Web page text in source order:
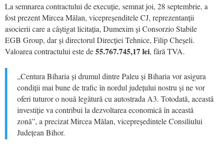
La semnarea contractului de execuție, semnat joi, 28 septembrie, a
fost prezent Mircea Mălan, vicepreșenditele CJ, reprezentanții
asocierii care a câștigat licitația, Dumexim și Consorzio Stabile
EGB Group, dar și directorul Direcției Tehnice, Filip Cheșeli.
Valoarea contractului este de55.767.745,17 lei, fără TVA.
„Centura Biharia și drumul dintre Paleu și Biharia vor asigura
condiții mai bune de trafic în nordul județului nostru și ne vor
oferi tuturor o nouă legătură cu autostrada A3. Totodată, această
investiție va contribui la dezvoltarea economică în această
zonă”, a precizat Mircea Mălan, vicepreședintele Consiliului
Județean Bihor.